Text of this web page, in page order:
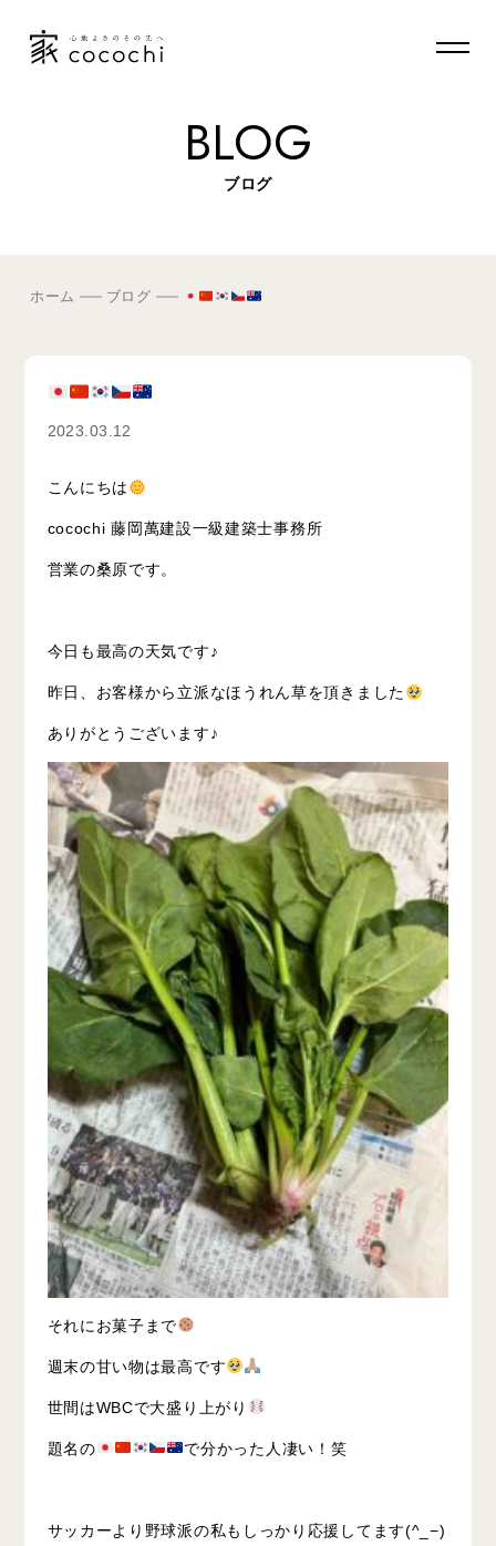
BLOG
ブログ
ホーム ブログ
2023.03.12
こんにちは
cocochi 藤岡萬建設一級建築士事務所
営業の桑原です。
今日も最高の天気です♪
昨日、お客様から立派なほうれん草を頂きました
ありがとうございます♪
それにお菓子まで
週末の甘い物は最高です
世間はWBCで大盛り上がり
題名の で分かった人凄い！笑
サッカーより野球派の私もしっかり応援してます(^_−)